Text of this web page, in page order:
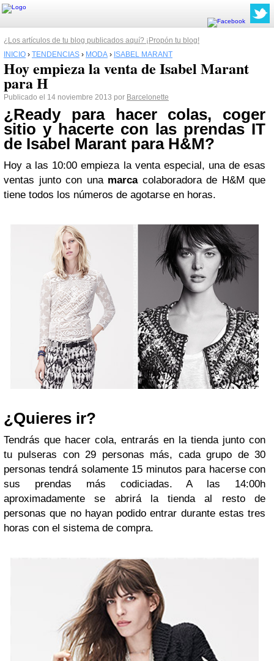
¿Los artículos de tu blog publicados aquí? ¡Propón tu blog!
INICIO › TENDENCIAS › MODA › ISABEL MARANT
Hoy empieza la venta de Isabel Marant
para H
Publicado el 14 noviembre 2013 por Barcelonette
¿Ready para hacer colas, coger
sitio y hacerte con las prendas IT
de Isabel Marant para H&M?
Hoy a las 10:00 empieza la venta especial, una de esas
ventas junto con una marcacolaboradora de H&M que
tiene todos los números de agotarse en horas.
¿Quieres ir?
Tendrás que hacer cola, entrarás en la tienda junto con
tu pulseras con 29 personas más, cada grupo de 30
personas tendrá solamente 15 minutos para hacerse con
sus prendas más codiciadas. A las 14:00h
aproximadamente se abrirá la tienda al resto de
personas que no hayan podido entrar durante estas tres
horas con el sistema de compra.